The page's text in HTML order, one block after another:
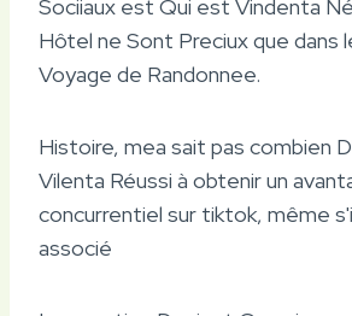
Sociiaux est Qui est Vindenta
Hôtel ne Sont Preciux que dans
Voyage de Randonnee.
Histoire, mea sait pas combien
Vilenta Réussi à obtenir un
concurrentiel sur tiktok, même
associé